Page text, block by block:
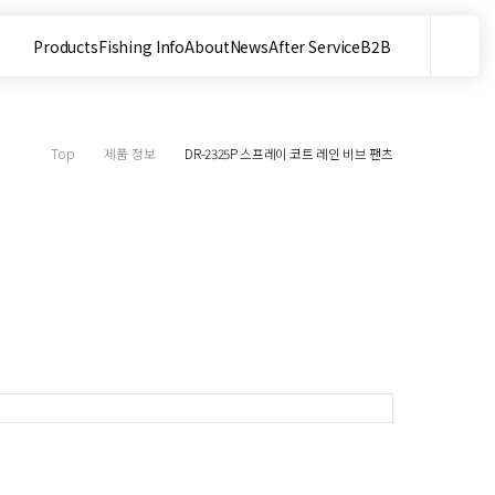
ProductsFishing InfoAboutNewsAfter ServiceB2B
사이트 내 검색
Top 제품 정보 DR-2325P 스프레이 코트 레인 비브 팬츠